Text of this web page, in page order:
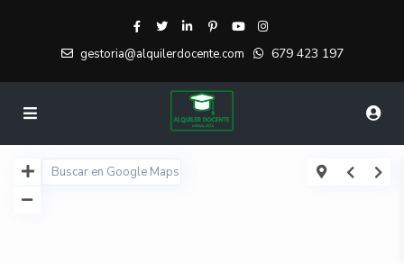
gestoria@alquilerdocente.com 679 423 197